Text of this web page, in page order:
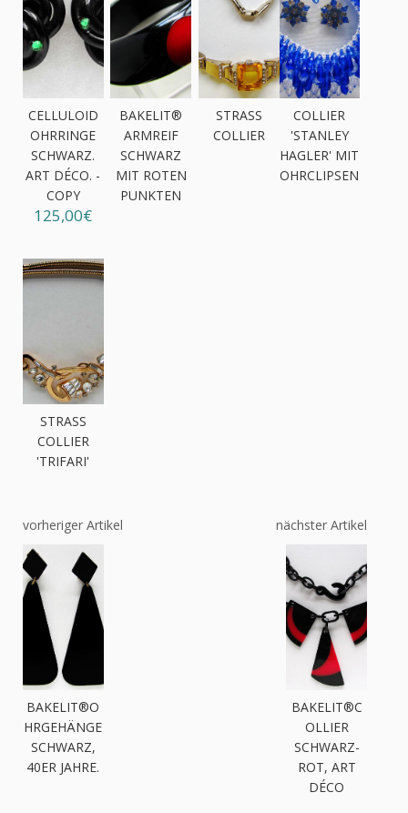
CELLULOID
OHRRINGE
SCHWARZ.
ART DÉCO. -
COPY
125,00€
BAKELIT®
ARMREIF
SCHWARZ
MIT ROTEN
PUNKTEN
STRASS
COLLIER
COLLIER
'STANLEY
HAGLER' MIT
OHRCLIPSEN
STRASS
COLLIER
'TRIFARI'
vorheriger Artikel
BAKELIT®O
HRGEHÄNGE
SCHWARZ,
40ER JAHRE.
nächster Artikel
BAKELIT®C
OLLIER
SCHWARZ-
ROT, ART
DÉCO